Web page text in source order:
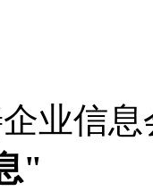
业信
"